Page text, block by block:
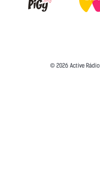
© 2026 Active Rádio